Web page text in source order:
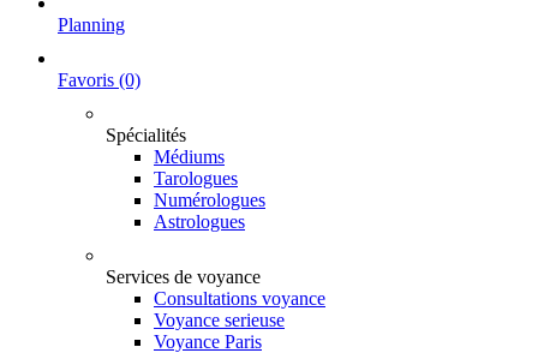
Planning
Favoris (0)
Spécialités
Médiums
Tarologues
Numérologues
Astrologues
Services de voyance
Consultations voyance
Voyance serieuse
Voyance Paris